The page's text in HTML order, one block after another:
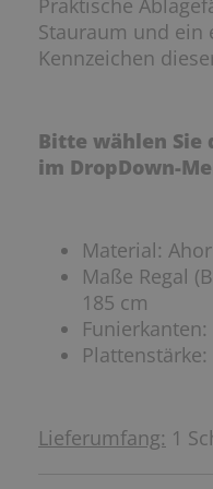
Praktische
Stauraum und ein
Kennzeichen
Bitte wählen Sie
im DropDown-
Material:
Maße Regal
185 cm
Lieferumfang: 1